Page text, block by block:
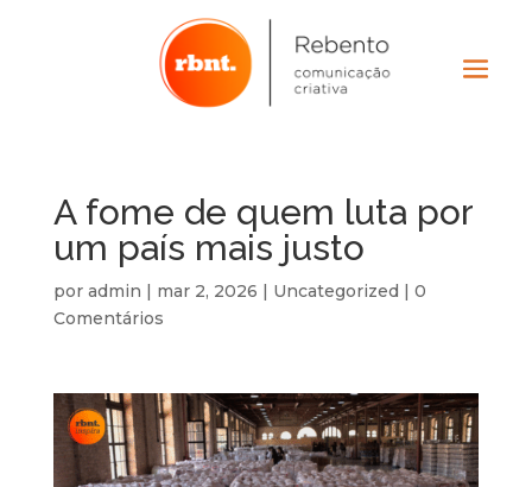
A fome de quem luta por
um país mais justo
por admin | mar 2, 2026 | Uncategorized | 0
Comentários